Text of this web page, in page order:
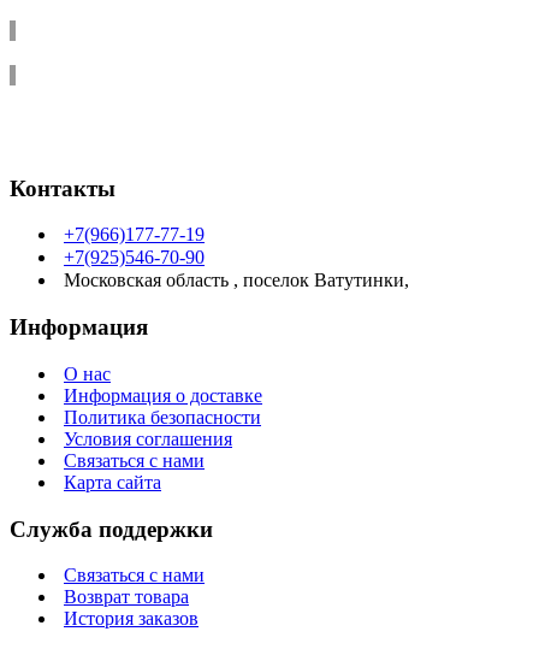
Контакты
+7(966)177-77-19
+7(925)546-70-90
Московская область , поселок Ватутинки,
Информация
О нас
Информация о доставке
Политика безопасности
Условия соглашения
Связаться с нами
Карта сайта
Служба поддержки
Связаться с нами
Возврат товара
История заказов